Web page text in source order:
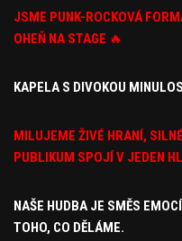
JSME PUNK-ROCKOVÁ
OHEŇ NA STAGE 🔥
KAPELA S DIVOKOU
MILUJEME ŽIVÉ HRANÍ,
PUBLIKUM SPOJÍ V JEDEN
NAŠE HUDBA JE SMĚS
TOHO, CO DĚLÁME.